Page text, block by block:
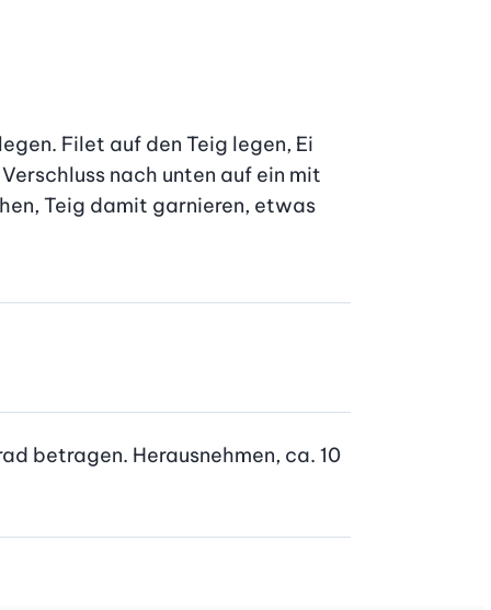
Filet auf den Teig legen, Ei
nach unten auf ein mit
Teig damit garnieren, etwas
betragen. Herausnehmen, ca. 10